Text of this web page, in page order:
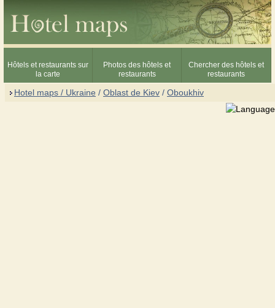
Hôtels et restaurants sur
la carte
Photos des hôtels et
restaurants
Chercher des hôtels et
restaurants
Hotel maps / Ukraine / Oblast de Kiev / Oboukhiv